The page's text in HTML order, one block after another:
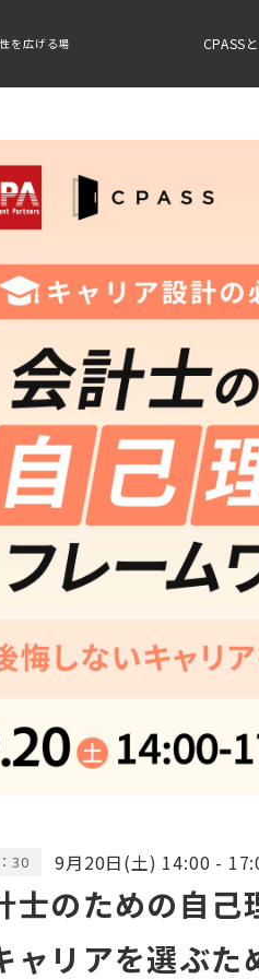
を広げる場 CPASS
30 9月20日(土) 14:00 -
士のための自己
ャリアを選ぶ